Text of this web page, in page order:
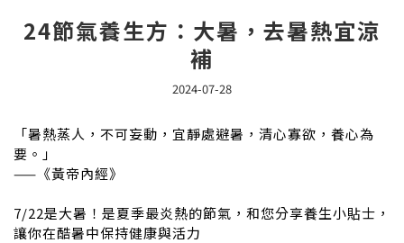
24節氣養生方：大暑，去暑熱宜涼
補
2024-07-28
「暑熱蒸人，不可妄動，宜靜處避暑，清心寡欲，養心為
要。」
——《黃帝內經》
7/22是大暑！是夏季最炎熱的節氣，和您分享養生小貼士，
讓你在酷暑中保持健康與活力